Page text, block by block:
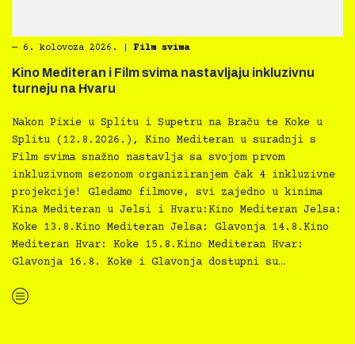
― 6. kolovoza 2026. Film svima
Kino Mediteran i Film svima nastavljaju inkluzivnu
turneju na Hvaru
Nakon Pixie u Splitu i Supetru na Braču te Koke u
Splitu (12.8.2026.), Kino Mediteran u suradnji s
Film svima snažno nastavlja sa svojom prvom
inkluzivnom sezonom organiziranjem čak 4 inkluzivne
projekcije! Gledamo filmove, svi zajedno u kinima
Kina Mediteran u Jelsi i Hvaru:Kino Mediteran Jelsa:
Koke 13.8.Kino Mediteran Jelsa: Glavonja 14.8.Kino
Mediteran Hvar: Koke 15.8.Kino Mediteran Hvar:
Glavonja 16.8. Koke i Glavonja dostupni su…
“Kino Mediteran i Film svima nastavljaju inkluzivnu turneju na Hvaru”